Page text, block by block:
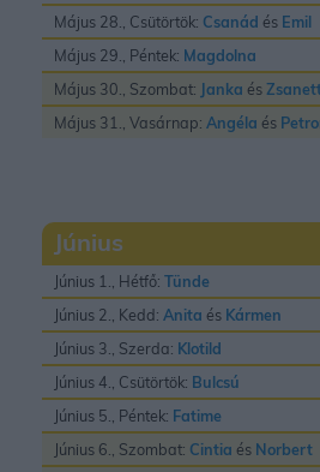
Május 28., Csütörtök: Csanád és Emil
Május 29., Péntek: Magdolna
Május 30., Szombat: Janka és
Május 31., Vasárnap: Angéla és
Június
Június 1., Hétfő: Tünde
Június 2., Kedd: Anita és Kármen
Június 3., Szerda: Klotild
Június 4., Csütörtök: Bulcsú
Június 5., Péntek: Fatime
Június 6., Szombat: Cintia és Norbert